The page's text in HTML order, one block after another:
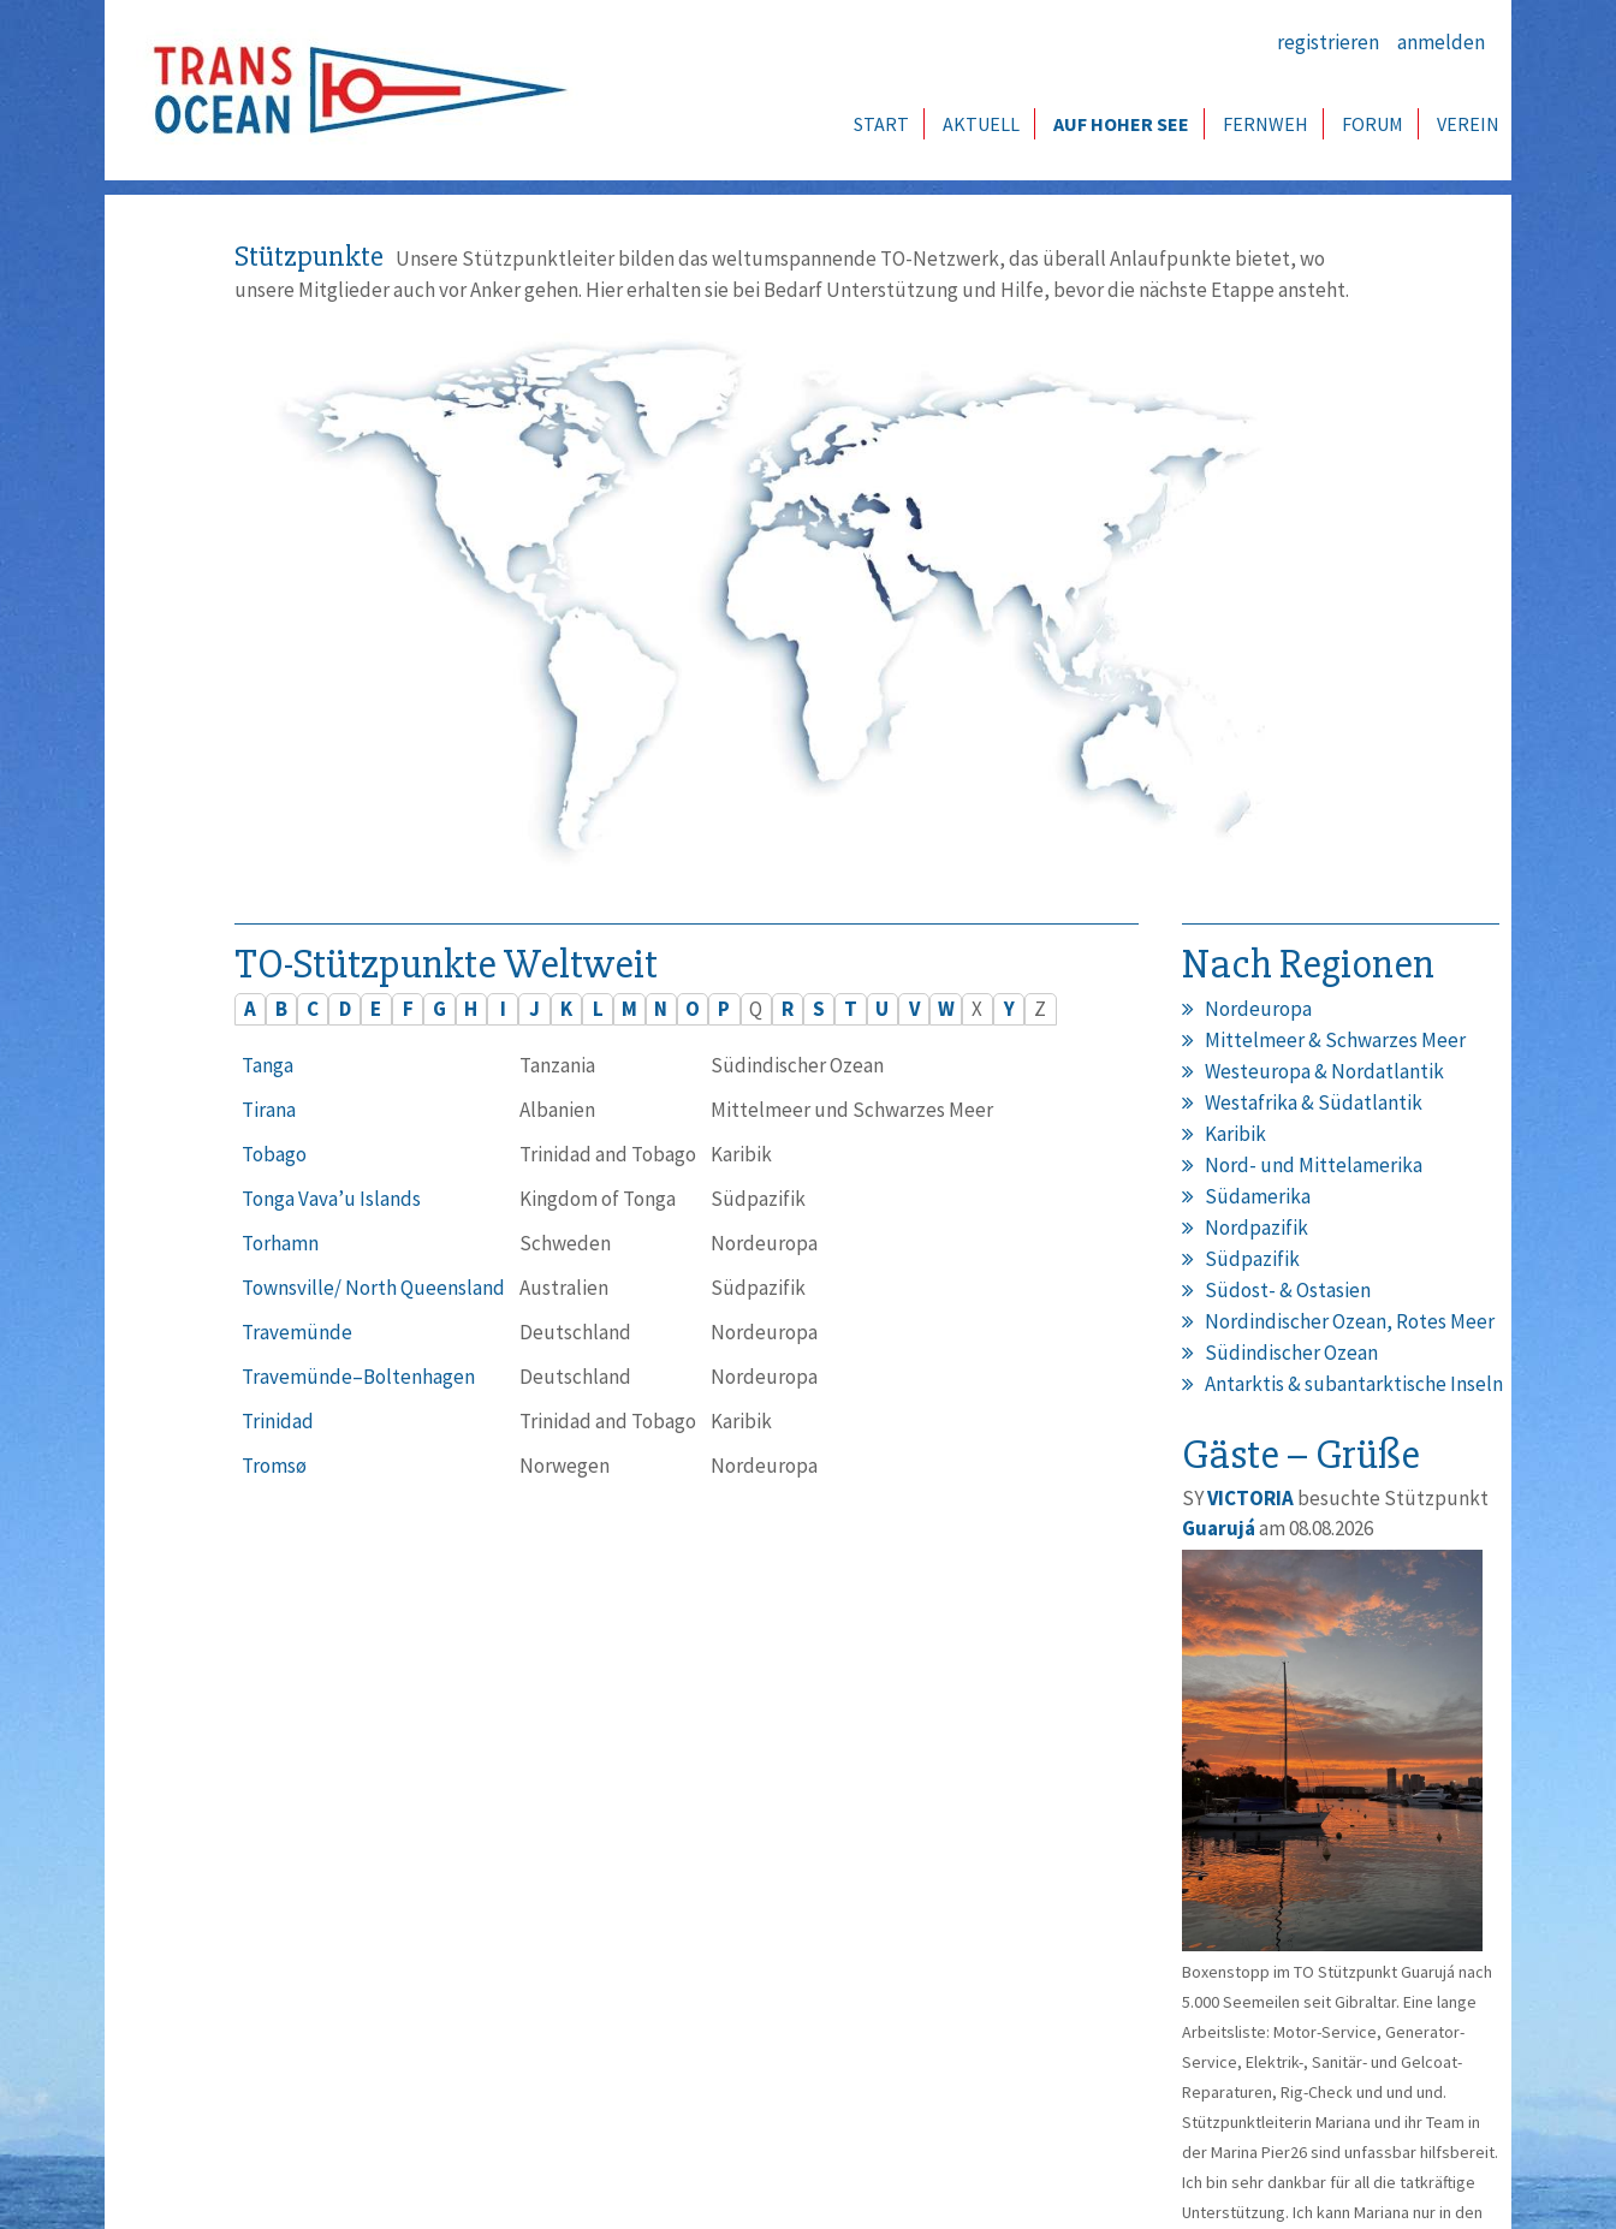
registrieren anmelden
START AKTUELL AUF HOHER SEE FERNWEH FORUM VEREIN
Stützpunkte Unsere Stützpunktleiter bilden das weltumspannende TO-Netzwerk, das überall Anlaufpunkte bietet, wo
unsere Mitglieder auch vor Anker gehen. Hier erhalten sie bei Bedarf Unterstützung und Hilfe, bevor die nächste Etappe ansteht.
TO-Stützpunkte Weltweit
A B C D E F G H I J K L M N O P Q R S T U V W X Y Z
Tanga Tanzania
Südindischer Ozean
Tirana
Albanien
Mittelmeer und Schwarzes Meer
Tobago
Trinidad and Tobago
Karibik
Tonga Vava’u Islands
Kingdom of Tonga
Südpazifik
Torhamn
Schweden
Nordeuropa
Townsville/ North Queensland Australien
Südpazifik
Travemünde
Deutschland
Nordeuropa
Travemünde–Boltenhagen
Deutschland
Nordeuropa
Trinidad
Trinidad and Tobago
Karibik
Tromsø
Norwegen Nordeuropa
Nach Regionen
Nordeuropa
Mittelmeer & Schwarzes Meer
Westeuropa & Nordatlantik
Westafrika & Südatlantik
Karibik
Nord- und Mittelamerika
Südamerika
Nordpazifik
Südpazifik
Südost- & Ostasien
Nordindischer Ozean, Rotes Meer
Südindischer Ozean
Antarktis & subantarktische Inseln
Gäste – Grüße
SYVICTORIAbesuchte Stützpunkt
Guarujáam 08.08.2026
Boxenstopp im TO Stützpunkt Guarujá nach
5.000 Seemeilen seit Gibraltar. Eine lange
Arbeitsliste: Motor-Service, Generator-
Service, Elektrik-, Sanitär- und Gelcoat-
Reparaturen, Rig-Check und und und.
Stützpunktleiterin Mariana und ihr Team in
der Marina Pier26 sind unfassbar hilfsbereit.
Ich bin sehr dankbar für all die tatkräftige
Unterstützung. Ich kann Mariana nur in den